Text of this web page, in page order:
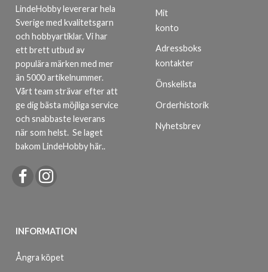
LindeHobby levererar hela
Sverige med kvalitetsgarn
och hobbyartiklar. Vi har
ett brett utbud av
populära märken med mer
än 5000 artikelnummer.
Vårt team strävar efter att
ge dig bästa möjliga service
och snabbaste leverans
när som helst. Se laget
bakom LindeHobby här..
INFORMATION
Ångra köpet
Mit
konto
Adressboks
kontakter
Önskelista
Orderhistorik
Nyhetsbrev